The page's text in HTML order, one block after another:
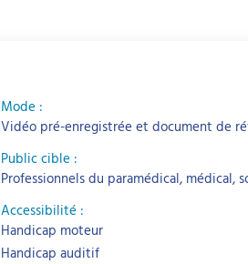
Mode :
Vidéo pré-enregistrée et document de
Public cible :
Professionnels du paramédical, médical,
Accessibilité :
Handicap moteur
Handicap auditif